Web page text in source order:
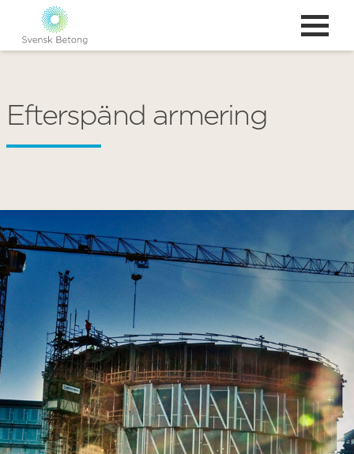
Efterspänd armering